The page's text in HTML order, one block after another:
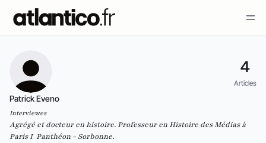
4
Articles
Patrick Eveno
Interviewes
Agrégé et docteur en histoire. Professeur en Histoire des Médias à
Paris I Panthéon - Sorbonne.